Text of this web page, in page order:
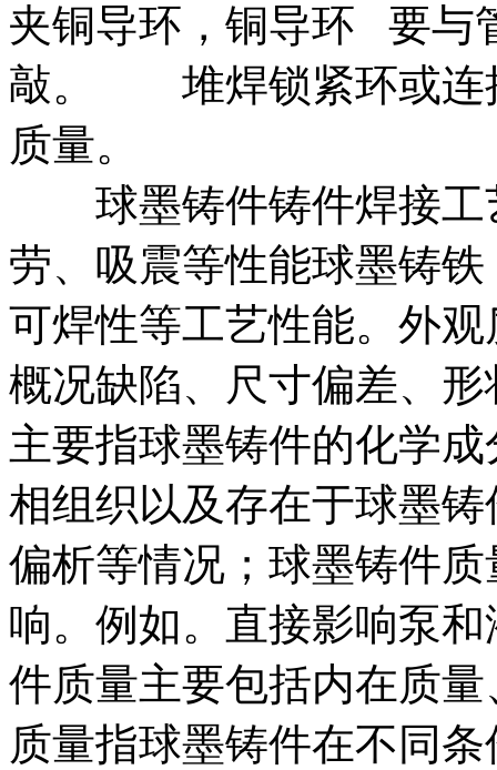
夹铜导环，铜导环 要与
敲。 堆焊锁紧环或连
质量。
球墨铸件铸件焊接工
劳、吸震等性能球墨铸
可焊性等工艺性能。外
概况缺陷、尺寸偏差、
主要指球墨铸件的化学
相组织以及存在于球墨
偏析等情况；球墨铸件
响。例如。直接影响泵
件质量主要包括内在质
质量指球墨铸件在不同